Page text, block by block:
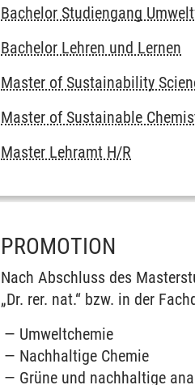
Bachelor Studiengang
Bachelor Lehren und Lernen
Master of Sustainability
Master of Sustainable
Master Lehramt H/R
PROMOTION
Nach Abschluss des
„Dr. rer. nat.“ bzw. in der
Umweltchemie
Nachhaltige Chemie
Grüne und nachhaltige